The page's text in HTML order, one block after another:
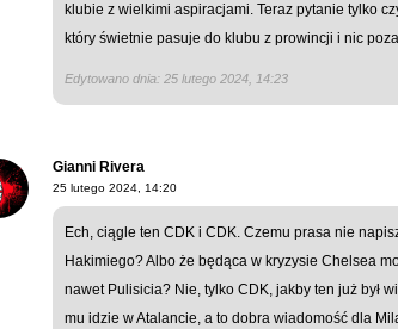
klubie z wielkimi aspiracjami. Teraz pytanie tylko
który świetnie pasuje do klubu z prowincji i nic
Edytowano dnia: 25 lutego 2024, 14:23
Gianni Rivera
25 lutego 2024, 14:20
Ech, ciągle ten CDK i CDK. Czemu prasa nie
Hakimiego? Albo że będąca w kryzysie Chelsea
nawet Pulisicia? Nie, tylko CDK, jakby ten już był
mu idzie w Atalancie, a to dobra wiadomość dla